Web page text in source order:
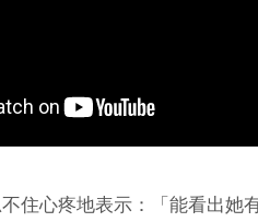
住心疼地表示：「能看出她